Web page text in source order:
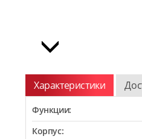
Характеристики
Функции:
Корпус: